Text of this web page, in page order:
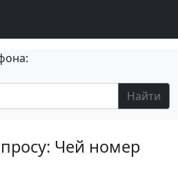
Найти
Чей номер